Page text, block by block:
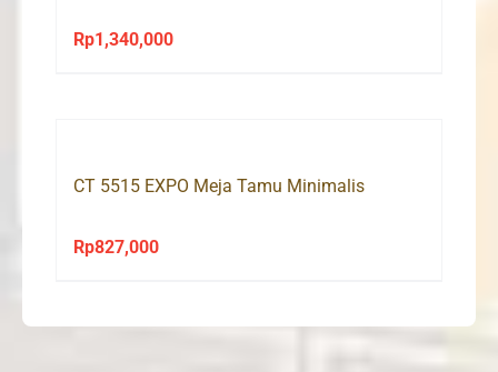
Rp1,340,000
CT 5515 EXPO Meja Tamu Minimalis
Rp827,000